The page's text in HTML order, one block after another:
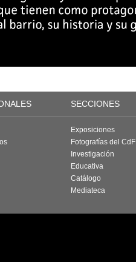
SECCIONES
Exposiciones
Fotografías del CdF
Investigación
Educativa
Catálogo
Mediateca